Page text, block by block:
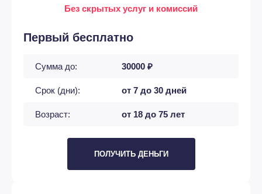
Без скрытых услуг и комиссий
Первый бесплатно
Сумма до: 30000 ₽
Срок (дни): от 7 до 30 дней
Возраст: от 18 до 75 лет
ПОЛУЧИТЬ ДЕНЬГИ